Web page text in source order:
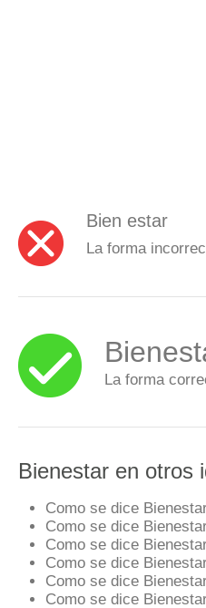
Bien estar
La forma
La forma
Bienestar en otros
Como se dice
Como se dice
Como se dice
Como se dice
Como se dice
Como se dice